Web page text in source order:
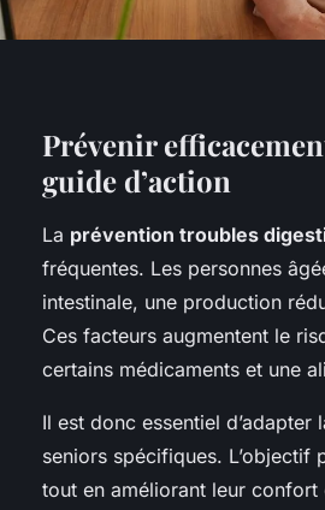
Prévenir
guide d’action
La prévention troubles
fréquentes. Les personnes
intestinale, une production
Ces facteurs augmentent le
certains médicaments et une
Il est donc essentiel
seniors spécifiques. L’objectif
tout en améliorant leur